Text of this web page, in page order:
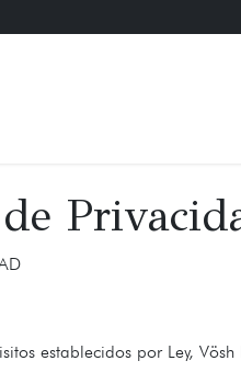
establecidos por Ley,